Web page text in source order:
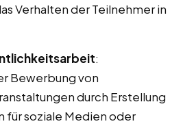
Verhalten der Teilnehmer in
:
Bewerbung von
durch Erstellung
für soziale Medien oder